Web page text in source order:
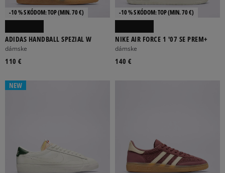
-10 % S KÓDOM: TOP (MIN. 70 €)
ADIDAS HANDBALL SPEZIAL W
dámske
110 €
-10 % S KÓDOM: TOP (MIN. 70 €)
NIKE AIR FORCE 1 '07 SE PREM+
dámske
140 €
NEW